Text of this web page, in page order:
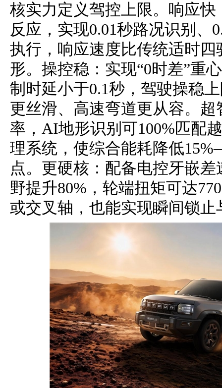
核实力定义驾控上限。响应快
反应，实现0.01秒路况识别、
执行，响应速度比传统适时
形。操控稳：实现“0时差”重
制时延小于0.1秒，驾驶操稳
更丝滑、高速弯道更从容。
率，AI地形识别可100%匹配
理系统，使综合能耗降低
点。更硬核：配备电控牙嵌
野提升80%，轮端扭矩可达
或交叉轴，也能实现瞬间锁止